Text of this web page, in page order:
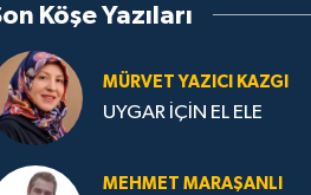
Köşe Yazıları
MÜRVET YAZICI KAZGI
UYGAR İÇİN EL ELE
MEHMET MARAŞANLI